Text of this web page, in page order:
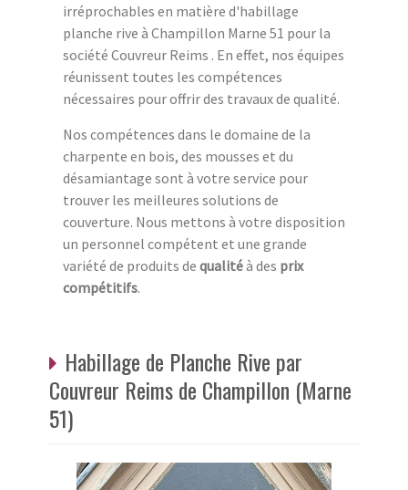
irréprochables en matière d'habillage
planche rive à Champillon Marne 51 pour la
société Couvreur Reims . En effet, nos équipes
réunissent toutes les compétences
nécessaires pour offrir des travaux de qualité.
Nos compétences dans le domaine de la
charpente en bois, des mousses et du
désamiantage sont à votre service pour
trouver les meilleures solutions de
couverture. Nous mettons à votre disposition
un personnel compétent et une grande
variété de produits de qualitéà des prix
compétitifs.
Habillage de Planche Rive par
Couvreur Reims de Champillon (Marne
51)